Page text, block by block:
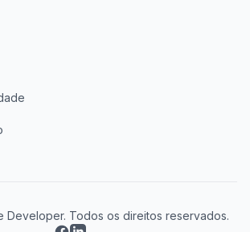
Developer. Todos os direitos reservados.